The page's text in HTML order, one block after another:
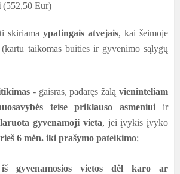
(552,50 Eur)
skiriama ypatingais atvejais, kai šeimoje
taikomas buities ir gyvenimo sąlygų
- gaisras, padaręs žaląvieninteliam
teise priklauso asmeniui ir
gyvenamoji vieta, jei įvykis įvyko
6 mėn. iki prašymo pateikimo;
iš gyvenamosios vietos dėl karo ar